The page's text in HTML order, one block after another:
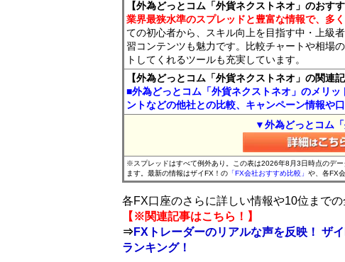
【外為どっとコム「外貨ネクストネオ」のおすす
業界最狭水準のスプレッドと豊富な情報で、多
ての初心者から、スキル向上を目指す中・上級
習コンテンツも魅力です。比較チャートや相場
トしてくれるツールも充実しています。
【外為どっとコム「外貨ネクストネオ」の関連記
■外為どっとコム「外貨ネクストネオ」のメリ
ントなどの他社との比較、キャンペーン情報や
▼外為どっとコム
※スプレッドはすべて例外あり。この表は2026年8月3日時点のデ
ます。最新の情報はザイFX！の 「FX会社おすすめ比較」 や、各FX
各FX口座のさらに詳しい情報や10位まで
【※関連記事はこちら！】
⇒FXトレーダーのリアルな声を反映！ ザ
ランキング！